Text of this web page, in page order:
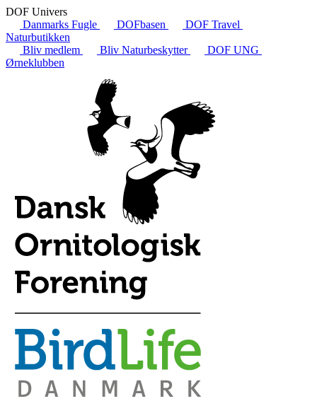
DOF Univers
Danmarks Fugle
DOFbasen
DOF Travel
Naturbutikken
Bliv medlem
Bliv Naturbeskytter
DOF UNG
Ørneklubben